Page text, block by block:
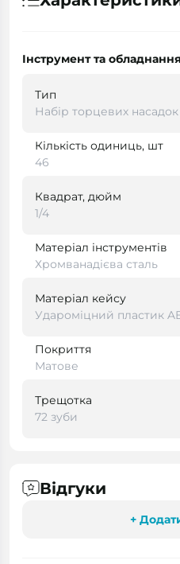
Інструмент та обладнання
Тип
Набір торцевих насадок
Кількість одиниць, шт
46
Квадрат, дюйм
1/4
Матеріал інструментів
Хромванадієва сталь
Матеріал кейсу
Удароміцний пластик
Покриття
Матове
Трещотка
72 зуби
Відгуки
+